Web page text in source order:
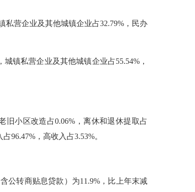
营企业及其他城镇企业占32.79%，民办
镇私营企业及其他城镇企业占55.54%，
小区改造占0.06%，离休和退休提取占
96.47%，高收入占3.53%。
公转商贴息贷款）为11.9%，比上年末减